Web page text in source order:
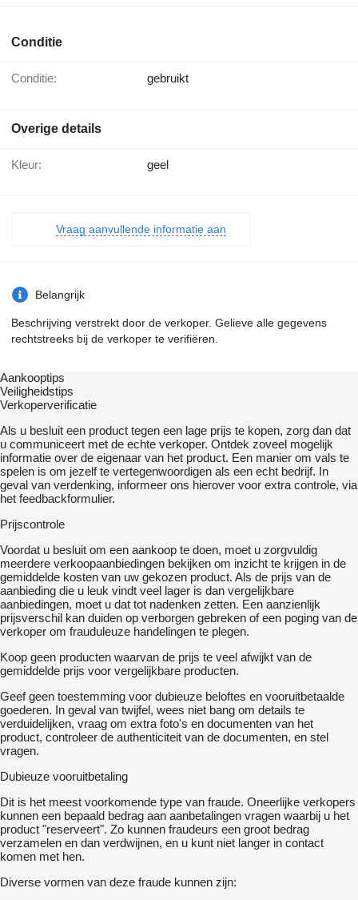
Conditie
Conditie: gebruikt
Overige details
Kleur: geel
Vraag aanvullende informatie aan
Belangrijk
Beschrijving verstrekt door de verkoper. Gelieve alle gegevens
rechtstreeks bij de verkoper te verifiëren.
Aankooptips
Veiligheidstips
Verkoperverificatie
Als u besluit een product tegen een lage prijs te kopen, zorg dan dat
u communiceert met de echte verkoper. Ontdek zoveel mogelijk
informatie over de eigenaar van het product. Een manier om vals te
spelen is om jezelf te vertegenwoordigen als een echt bedrijf. In
geval van verdenking, informeer ons hierover voor extra controle, via
het feedbackformulier.
Prijscontrole
Voordat u besluit om een ​​aankoop te doen, moet u zorgvuldig
meerdere verkoopaanbiedingen bekijken om inzicht te krijgen in de
gemiddelde kosten van uw gekozen product. Als de prijs van de
aanbieding die u leuk vindt veel lager is dan vergelijkbare
aanbiedingen, moet u dat tot nadenken zetten. Een aanzienlijk
prijsverschil kan duiden op verborgen gebreken of een poging van de
verkoper om frauduleuze handelingen te plegen.
Koop geen producten waarvan de prijs te veel afwijkt van de
gemiddelde prijs voor vergelijkbare producten.
Geef geen toestemming voor dubieuze beloftes en vooruitbetaalde
goederen. In geval van twijfel, wees niet bang om details te
verduidelijken, vraag om extra foto's en documenten van het
product, controleer de authenticiteit van de documenten, en stel
vragen.
Dubieuze vooruitbetaling
Dit is het meest voorkomende type van fraude. Oneerlijke verkopers
kunnen een bepaald bedrag aan aanbetalingen vragen waarbij u het
product "reserveert". Zo kunnen fraudeurs een groot bedrag
verzamelen en dan verdwijnen, en u kunt niet langer in contact
komen met hen.
Diverse vormen van deze fraude kunnen zijn: